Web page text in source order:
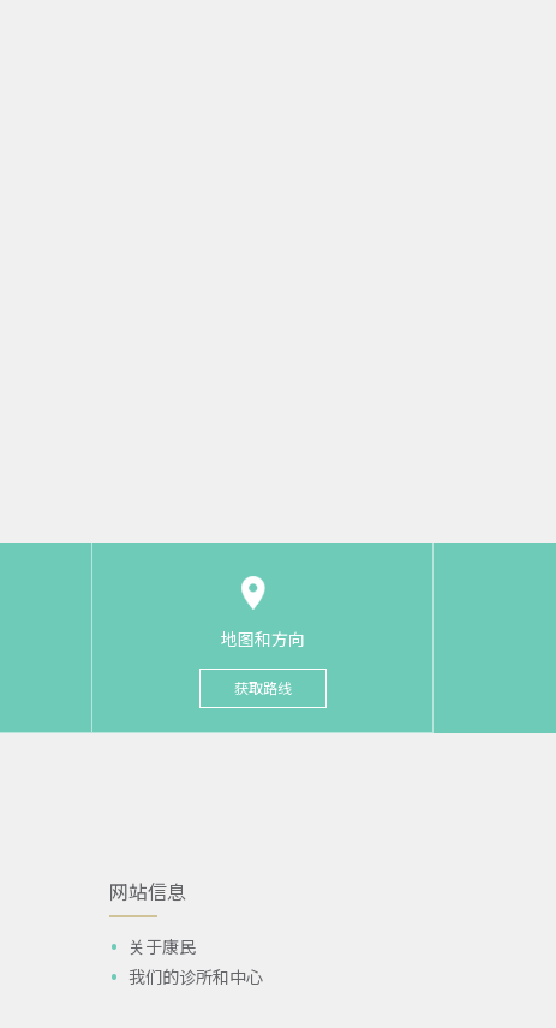
地图和方向
获取路线
网站信息
关于康民
我们的诊所和中心